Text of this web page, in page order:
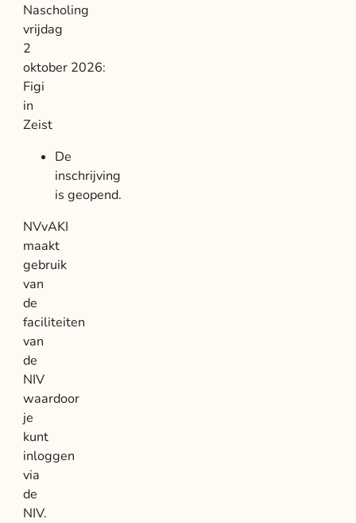
Nascholing
vrijdag
2
oktober 2026:
Figi
in
Zeist
De
inschrijving
is geopend.
NVvAKI
maakt
gebruik
van
de
faciliteiten
van
de
NIV
waardoor
je
kunt
inloggen
via
de
NIV.